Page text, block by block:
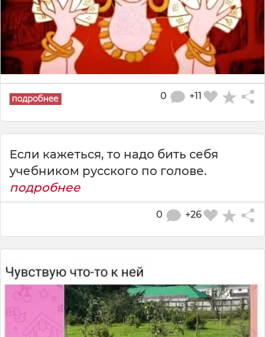
+11
0
Если кажеться, то надо бить себя
учебником русского по голове.
подробнее
+26
0